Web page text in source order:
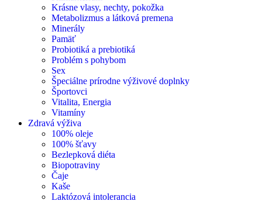
Krásne vlasy, nechty, pokožka
Metabolizmus a látková premena
Minerály
Pamäť
Probiotiká a prebiotiká
Problém s pohybom
Sex
Špeciálne prírodne výživové doplnky
Športovci
Vitalita, Energia
Vitamíny
Zdravá výživa
100% oleje
100% šťavy
Bezlepková diéta
Biopotraviny
Čaje
Kaše
Laktózová intolerancia